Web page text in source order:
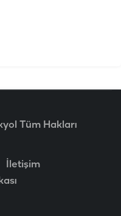
Tüm Hakları
İletişim